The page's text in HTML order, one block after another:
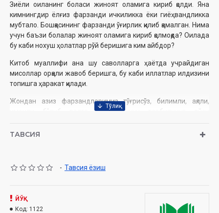
Зиёли оиланинг боласи жиноят оламига кириб қолди. Яна
кимнингдир ёлғиз ‎фарзанди ичкиликка ёки гиёҳвандликка
мубтало. Бошқасининг фарзанди ўғирлик қилиб ‎қамалган.‎ Нима
учун баъзи болалар жиноят оламига кириб қолмоқда? Оилада
бу каби нохуш ‎ҳолатлар рўй беришига ким айбдор?‎
Китоб муаллифи ана шу саволларга ҳаётда учрайдиган
мисоллар орқали жавоб ‎беришга, бу каби иллатлар илдизини
топишга ҳаракат қилади.‎
Жондан азиз фарзандларимиз тўғрисўз, билимли, ақлли,
имонли бўлиб вояга етиши ‎учун тарбиянинг қайси
‎тавсиялар ҳам мазкур китобдан ўрин олган.‎
Нашриёт:«O'zbekiston milliy ensiklopediyasi»
Хажми:
Ўлчами:70х108 1/16‎
ТАВСИЯ
- Тавсия ёзиш
ЙЎҚ
Код: 1122